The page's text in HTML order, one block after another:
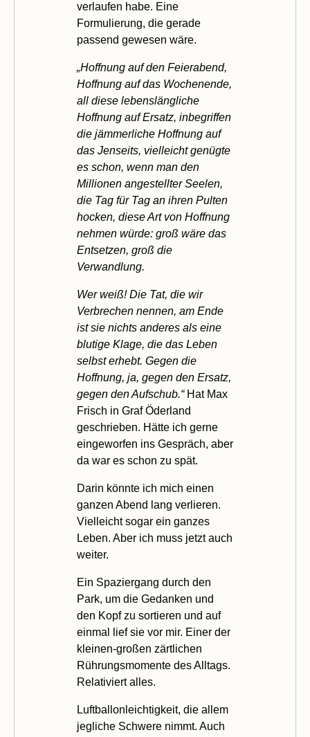
verlaufen habe. Eine
Formulierung, die gerade
passend gewesen wäre.
„Hoffnung auf den Feierabend,
Hoffnung auf das Wochenende,
all diese lebenslängliche
Hoffnung auf Ersatz, inbegriffen
die jämmerliche Hoffnung auf
das Jenseits, vielleicht genügte
es schon, wenn man den
Millionen angestellter Seelen,
die Tag für Tag an ihren Pulten
hocken, diese Art von Hoffnung
nehmen würde: groß wäre das
Entsetzen, groß die
Verwandlung.
Wer weiß! Die Tat, die wir
Verbrechen nennen, am Ende
ist sie nichts anderes als eine
blutige Klage, die das Leben
selbst erhebt. Gegen die
Hoffnung, ja, gegen den Ersatz,
gegen den Aufschub.“ Hat Max
Frisch in Graf Öderland
geschrieben. Hätte ich gerne
eingeworfen ins Gespräch, aber
da war es schon zu spät.
Darin könnte ich mich einen
ganzen Abend lang verlieren.
Vielleicht sogar ein ganzes
Leben. Aber ich muss jetzt auch
weiter.
Ein Spaziergang durch den
Park, um die Gedanken und
den Kopf zu sortieren und auf
einmal lief sie vor mir. Einer der
kleinen-großen zärtlichen
Rührungsmomente des Alltags.
Relativiert alles.
Luftballonleichtigkeit, die allem
jegliche Schwere nimmt. Auch